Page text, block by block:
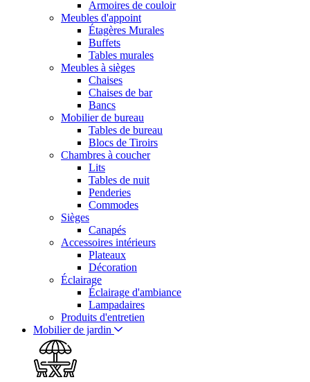
Armoires de couloir
Meubles d'appoint
Étagères Murales
Buffets
Tables murales
Meubles à sièges
Chaises
Chaises de bar
Bancs
Mobilier de bureau
Tables de bureau
Blocs de Tiroirs
Chambres à coucher
Lits
Tables de nuit
Penderies
Commodes
Sièges
Canapés
Accessoires intérieurs
Plateaux
Décoration
Éclairage
Éclairage d'ambiance
Lampadaires
Produits d'entretien
Mobilier de jardin